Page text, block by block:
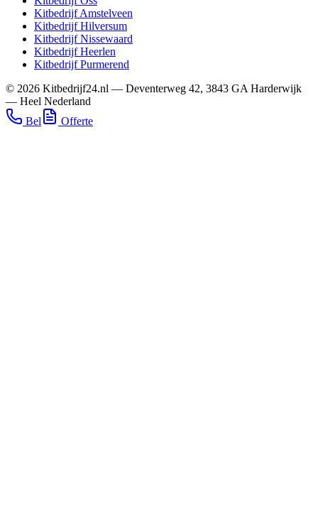
KitbedrijfAmstelveen
KitbedrijfHilversum
KitbedrijfNissewaard
KitbedrijfHeerlen
KitbedrijfPurmerend
© 2026 Kitbedrijf24.nl — Deventerweg 42, 3843 GA Harderwijk
— Heel Nederland
Bel
Offerte